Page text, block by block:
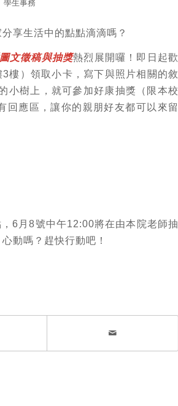
學生事務
享生活中的點點滴滴嗎？
文徵稿與抽獎熱烈展開囉！即日起歡
樓）領取小卡，寫下與照片相關的敘
小樹上，就可參加好康抽獎（限本校
回應區，讓你的親朋好友都可以來留
6月8號中午12:00將在由本院老師抽
動嗎？趕快行動吧！